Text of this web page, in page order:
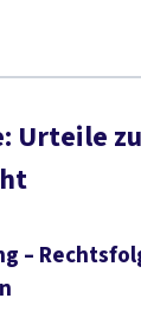
Urteile
–